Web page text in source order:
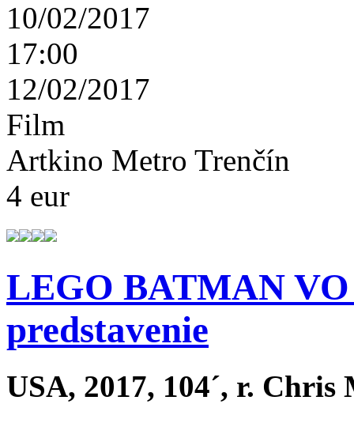
10/02/2017
17:00
12/02/2017
Film
Artkino Metro Trenčín
4 eur
LEGO BATMAN
predstavenie
USA, 2017, 104´, r. Chris